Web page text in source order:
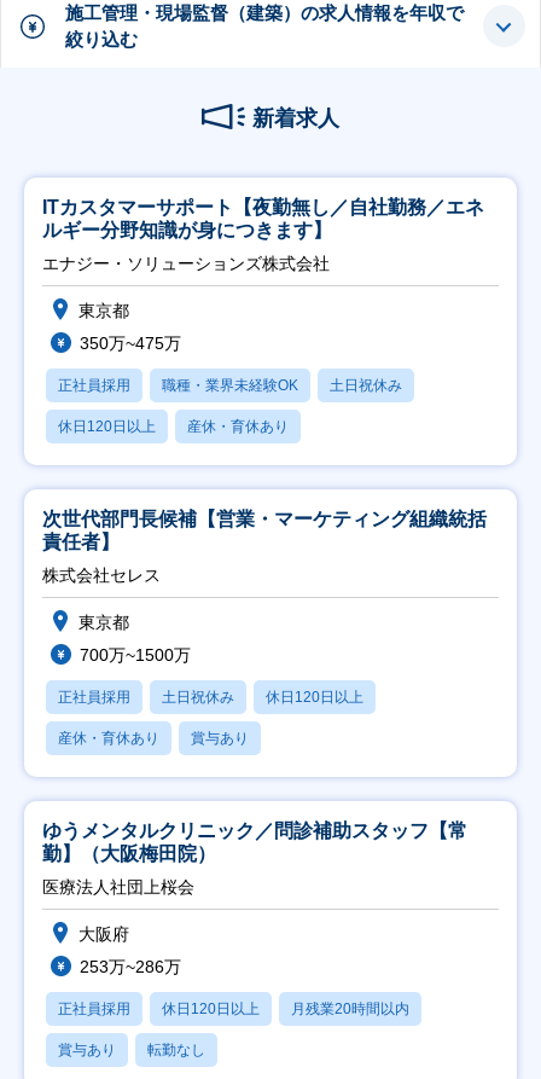
施工管理・現場監督（建築）の求人情報を年収で
絞り込む
新着求人
ITカスタマーサポート【夜勤無し／自社勤務／エネ
ルギー分野知識が身につきます】
エナジー・ソリューションズ株式会社
東京都
350万~475万
正社員採用 職種・業界未経験OK 土日祝休み
休日120日以上 産休・育休あり
次世代部門長候補【営業・マーケティング組織統括
責任者】
株式会社セレス
東京都
700万~1500万
正社員採用 土日祝休み 休日120日以上
産休・育休あり 賞与あり
ゆうメンタルクリニック／問診補助スタッフ【常
勤】（大阪梅田院）
医療法人社団上桜会
大阪府
253万~286万
正社員採用 休日120日以上 月残業20時間以内
賞与あり 転勤なし